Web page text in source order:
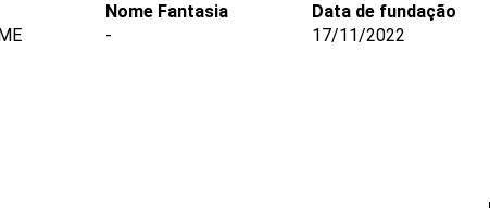
Nome Fantasia
-
Data de fundação
17/11/2022